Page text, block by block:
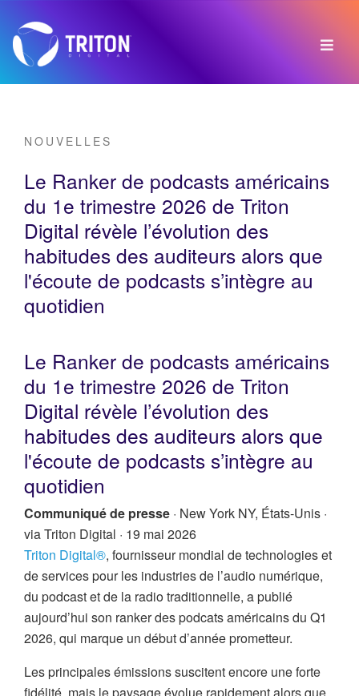
NOUVELLES
Le Ranker de podcasts américains
du 1e trimestre 2026 de Triton
Digital révèle l’évolution des
habitudes des auditeurs alors que
l'écoute de podcasts s’intègre au
quotidien
Le Ranker de podcasts américains
du 1e trimestre 2026 de Triton
Digital révèle l’évolution des
habitudes des auditeurs alors que
l'écoute de podcasts s’intègre au
quotidien
Communiqué de presse · New York NY, États-Unis ·
via Triton Digital · 19 mai 2026
Triton Digital®, fournisseur mondial de technologies et
de services pour les industries de l’audio numérique,
du podcast et de la radio traditionnelle, a publié
aujourd’hui son ranker des podcats américains du Q1
2026, qui marque un début d’année prometteur.
Les principales émissions suscitent encore une forte
fidélité, mais le paysage évolue rapidement alors que